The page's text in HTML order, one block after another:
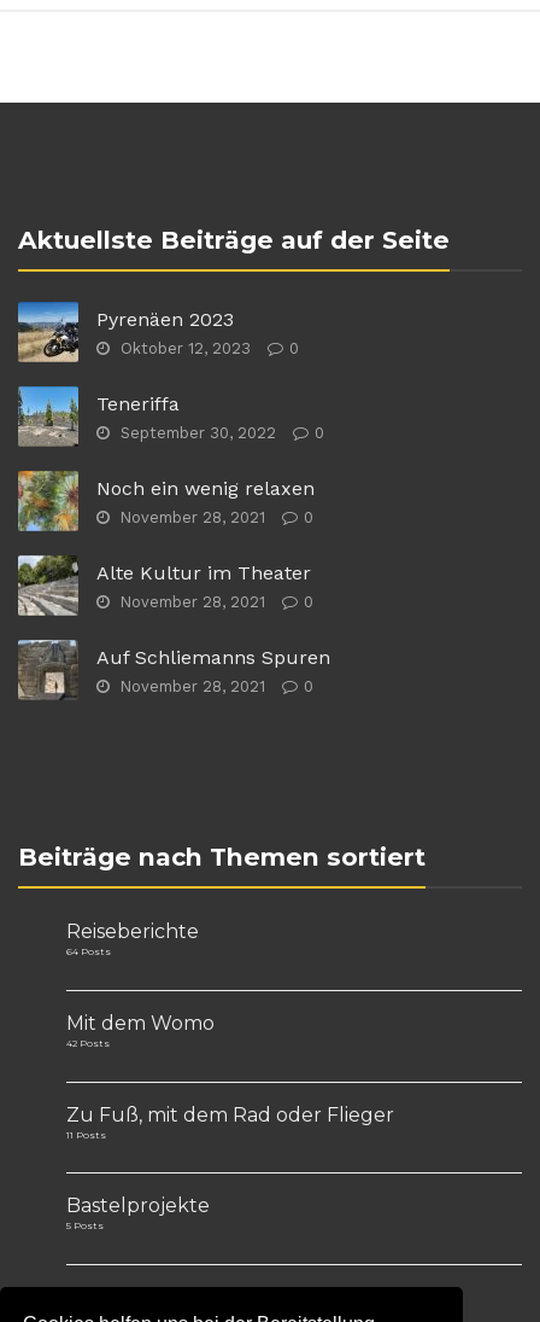
Aktuellste Beiträge auf der Seite
Pyrenäen 2023
Oktober 12, 2023 0
Teneriffa
September 30, 2022 0
Noch ein wenig relaxen
November 28, 2021 0
Alte Kultur im Theater
November 28, 2021 0
Auf Schliemanns Spuren
November 28, 2021 0
Beiträge nach Themen sortiert
Reiseberichte
64 Posts
Mit dem Womo
42 Posts
Zu Fuß, mit dem Rad oder Flieger
11 Posts
Bastelprojekte
5 Posts
1 Post